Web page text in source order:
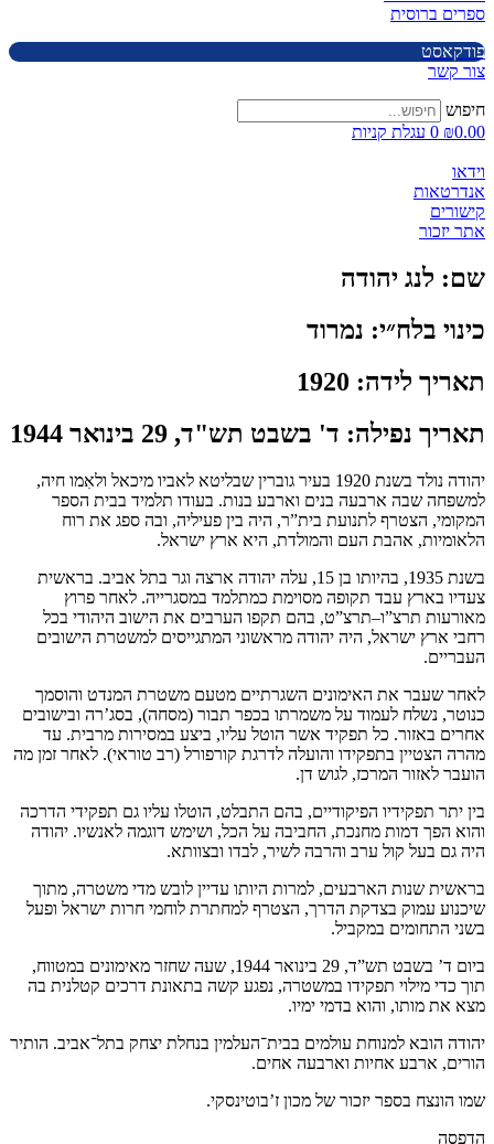
ספרים ברוסית
פודקאסט
צור קשר
חיפוש
₪0.00
0 עגלת קניות
וידאו
אנדרטאות
קישורים
אתר יזכור
שם: לנג יהודה
כינוי בלח״י: נמרוד
תאריך לידה: 1920
תאריך נפילה: ד' בשבט תש"ד, 29 בינואר 1944
יהודה נולד בשנת 1920 בעיר גוברין שבליטא לאביו מיכאל ולאִמו חיה,
למשפחה שבה ארבעה בנים וארבע בנות. בעודו תלמיד בבית הספר
המקומי, הצטרף לתנועת בית”ר, היה בין פעיליה, ובה ספג את רוח
הלאומיות, אהבת העם והמולדת, היא ארץ ישראל.
בשנת 1935, בהיותו בן 15, עלה יהודה ארצה וגר בתל אביב. בראשית
צעדיו בארץ עבד תקופה מסוימת כמתלמד במסגרייה. לאחר פרוץ
מאורעות תרצ”ו–תרצ”ט, בהם תקפו הערבים את הישוב היהודי בכל
רחבי ארץ ישראל, היה יהודה מראשוני המתגייסים למשטרת הישובים
העבריים.
לאחר שעבר את האימונים השגרתיים מטעם משטרת המנדט והוסמך
כנוטר, נשלח לעמוד על משמרתו בכפר תבור (מסחה), בסג’רה ובישובים
אחרים באזור. כל תפקיד אשר הוטל עליו, ביצע במסירות מרבית. עד
מהרה הצטיין בתפקידו והועלה לדרגת קורפורל (רב טוראי). לאחר זמן מה
הועבר לאזור המרכז, לגוש דן.
בין יתר תפקידיו הפיקודיים, בהם התבלט, הוטלו עליו גם תפקידי הדרכה
והוא הפך דמות מחנכת, החביבה על הכל, ושימש דוגמה לאנשיו. יהודה
היה גם בעל קול ערב והרבה לשיר, לבדו ובצוותא.
בראשית שנות הארבעים, למרות היותו עדיין לובש מדי משטרה, מתוך
שיכנוע עמוק בצדקת הדרך, הצטרף למחתרת לוחמי חרות ישראל ופעל
בשני התחומים במקביל.
ביום ד’ בשבט תש”ד, 29 בינואר 1944, שעה שחזר מאימונים במטווח,
תוך כדי מילוי תפקידו במשטרה, נפגע קשה בתאונת דרכים קטלנית בה
מצא את מותו, והוא בדמי ימיו.
יהודה הובא למנוחת עולמים בבית־העלמין בנחלת יצחק בתל־אביב. הותיר
הורים, ארבע אחיות וארבעה אחים.
שמו הונצח בספר יזכור של מכון ז’בוטינסקי.
הדפסה